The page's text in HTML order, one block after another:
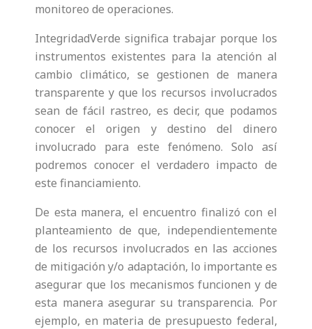
monitoreo de operaciones.
IntegridadVerde significa trabajar porque los
instrumentos existentes para la atención al
cambio climático, se gestionen de manera
transparente y que los recursos involucrados
sean de fácil rastreo, es decir, que podamos
conocer el origen y destino del dinero
involucrado para este fenómeno. Solo así
podremos conocer el verdadero impacto de
este financiamiento.
De esta manera, el encuentro finalizó con el
planteamiento de que, independientemente
de los recursos involucrados en las acciones
de mitigación y/o adaptación, lo importante es
asegurar que los mecanismos funcionen y de
esta manera asegurar su transparencia. Por
ejemplo, en materia de presupuesto federal,